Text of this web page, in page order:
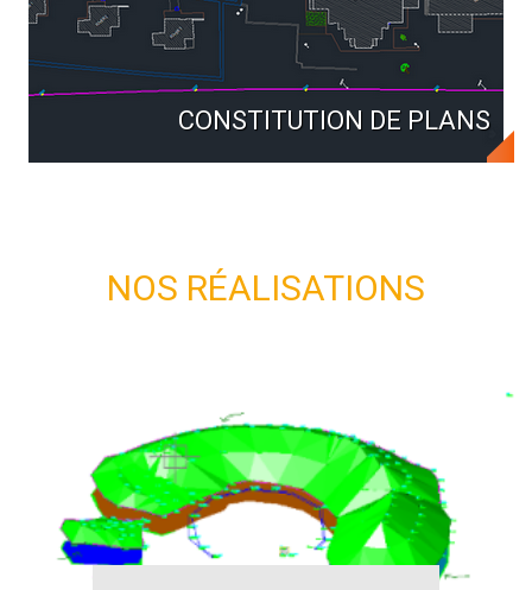
CONSTITUTION DE PLANS
NOS RÉALISATIONS